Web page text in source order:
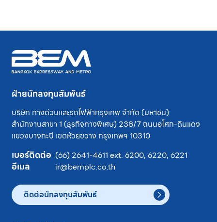
ฝ่ายนักลงทุนสัมพันธ์
บริษัท ทางด่วนและรถไฟฟ้ากรุงเทพ จำกัด (มหาชน)
สำนักงานสาขา 1 (ธุรกิจทางพิเศษ) 238/7 ถนนอโศก-ดินแดง
แขวงบางกะปิ เขตห้วยขวาง กรุงเทพฯ 10310
เบอร์ติดต่อ (66) 2641-4611 ext. 6200, 6220, 6221
อีเมล ir@bemplc.co.th
ติดต่อนักลงทุนสัมพันธ์